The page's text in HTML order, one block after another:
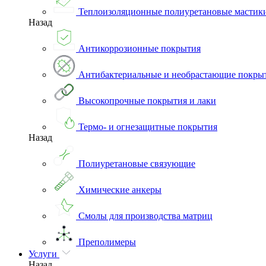
Теплоизоляционные полиуретановые
Назад
Антикоррозионные покрытия
Антибактериальные и необрастающие
Высокопрочные покрытия и лаки
Термо- и огнезащитные покрытия
Назад
Полиуретановые связующие
Химические анкеры
Смолы для производства матриц
Преполимеры
Услуги